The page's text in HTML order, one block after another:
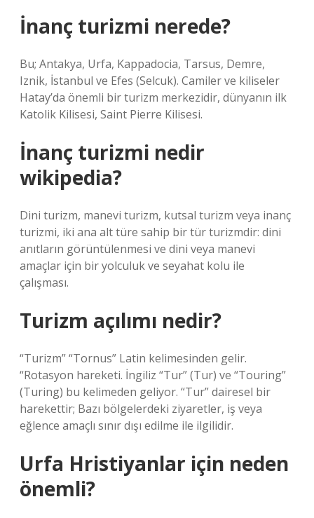
İnanç turizmi nerede?
Bu; Antakya, Urfa, Kappadocia, Tarsus, Demre,
Iznik, İstanbul ve Efes (Selcuk). Camiler ve kiliseler
Hatay’da önemli bir turizm merkezidir, dünyanın ilk
Katolik Kilisesi, Saint Pierre Kilisesi.
İnanç turizmi nedir
wikipedia?
Dini turizm, manevi turizm, kutsal turizm veya inanç
turizmi, iki ana alt türe sahip bir tür turizmdir: dini
anıtların görüntülenmesi ve dini veya manevi
amaçlar için bir yolculuk ve seyahat kolu ile
çalışması.
Turizm açılımı nedir?
“Turizm” “Tornus” Latin kelimesinden gelir.
“Rotasyon hareketi. İngiliz “Tur” (Tur) ve “Touring”
(Turing) bu kelimeden geliyor. “Tur” dairesel bir
harekettir; Bazı bölgelerdeki ziyaretler, iş veya
eğlence amaçlı sınır dışı edilme ile ilgilidir.
Urfa Hristiyanlar için neden
önemli?